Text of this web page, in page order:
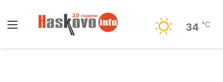
34 ℃